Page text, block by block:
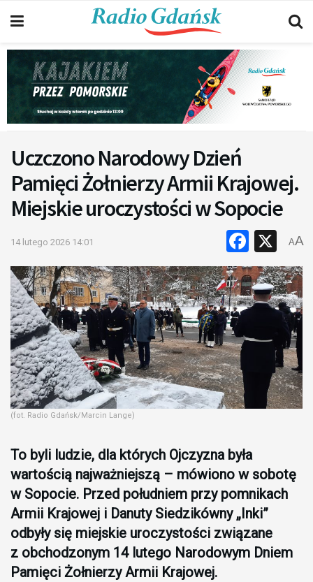
Uczczono Narodowy Dzień
Pamięci Żołnierzy Armii Krajowej.
Miejskie uroczystości w Sopocie
14 lutego 2026 14:01 X
AA
(fot. Radio Gdańsk/Marcin Lange)
To byli ludzie, dla których Ojczyzna była
wartością najważniejszą – mówiono w sobotę
w Sopocie. Przed południem przy pomnikach
Armii Krajowej i Danuty Siedzikówny „Inki”
odbyły się miejskie uroczystości związane
z obchodzonym 14 lutego Narodowym Dniem
Pamięci Żołnierzy Armii Krajowej.